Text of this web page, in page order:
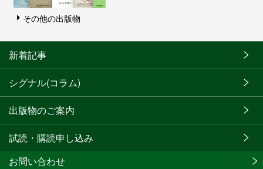
その他の出版物
新着記事
シグナル(コラム)
出版物のご案内
試読・購読申し込み
お問い合わせ